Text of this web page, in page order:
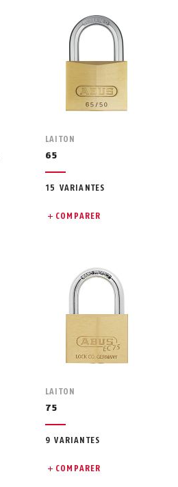
LAITON
65
15 VARIANTES
COMPARER
LAITON
75
9 VARIANTES
COMPARER